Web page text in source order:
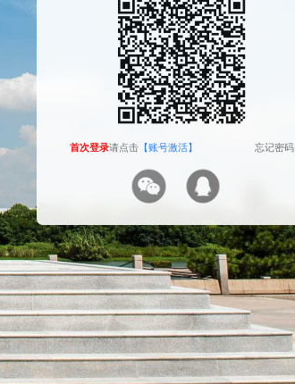
请点击【账号激活】
Send verification code
请点击【账号激活】
attention to your privacy
首次登录请点击 【账号激活】 忘记密码